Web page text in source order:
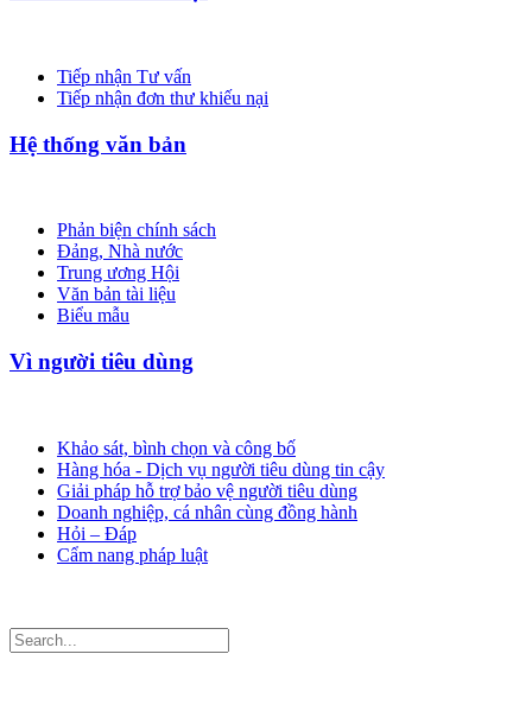
Tiếp nhận Tư vấn
Tiếp nhận đơn thư khiếu nại
Hệ thống văn bản
Phản biện chính sách
Đảng, Nhà nước
Trung ương Hội
Văn bản tài liệu
Biểu mẫu
Vì người tiêu dùng
Khảo sát, bình chọn và công bố
Hàng hóa - Dịch vụ người tiêu dùng tin cậy
Giải pháp hỗ trợ bảo vệ người tiêu dùng
Doanh nghiệp, cá nhân cùng đồng hành
Hỏi – Đáp
Cẩm nang pháp luật